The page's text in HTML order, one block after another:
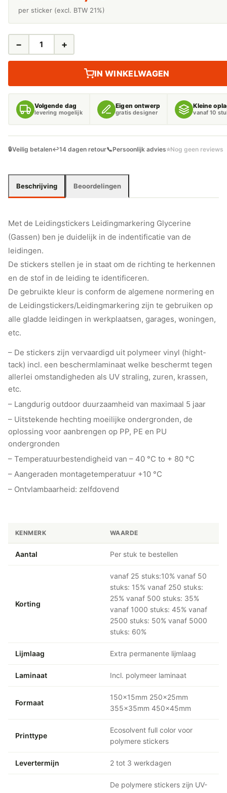
per sticker (excl. BTW 21%)
LEIDINGSTICKERS
− +
IN WINKELWAGEN
Volgende dag
levering mogelijk
Eigen ontwerp
gratis designer
Kleine
vanaf 10
🔒Veilig betalen↩️14 dagen retour📞Persoonlijk advies⭐Nog geen reviews
Beschrijving Beoordelingen
Met de Leidingstickers Leidingmarkering Glycerine
(Gassen) ben je duidelijk in de indentificatie van de
leidingen.
De stickers stellen je in staat om de richting te herkennen
en de stof in de leiding te identificeren.
De gebruikte kleur is conform de algemene normering en
de Leidingstickers/Leidingmarkering zijn te gebruiken op
alle gladde leidingen in werkplaatsen, garages, woningen,
etc.
– De stickers zijn vervaardigd uit polymeer vinyl (hight-
tack) incl. een beschermlaminaat welke beschermt tegen
allerlei omstandigheden als UV straling, zuren, krassen,
etc.
– Langdurig outdoor duurzaamheid van maximaal 5 jaar
– Uitstekende hechting moeilijke ondergronden, de
oplossing voor aanbrengen op PP, PE en PU
ondergronden
– Temperatuurbestendigheid van – 40 °C to + 80 °C
– Aangeraden montagetemperatuur +10 °C
– Ontvlambaarheid: zelfdovend
KENMERK WAARDE
Aantal Per stuk te bestellen
Korting
vanaf 25 stuks:10% vanaf 50
stuks: 15% vanaf 250 stuks:
25% vanaf 500 stuks: 35%
vanaf 1000 stuks: 45% vanaf
2500 stuks: 50% vanaf 5000
stuks: 60%
Lijmlaag Extra permanente lijmlaag
Laminaat Incl. polymeer laminaat
Formaat
150x15mm 250x25mm
355x35mm 450x45mm
Printtype
Ecosolvent full color voor
polymere stickers
Levertermijn 2 tot 3 werkdagen
De polymere stickers zijn UV-